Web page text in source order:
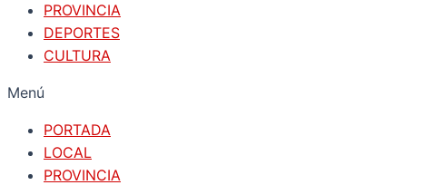
PROVINCIA
DEPORTES
CULTURA
Menú
PORTADA
LOCAL
PROVINCIA